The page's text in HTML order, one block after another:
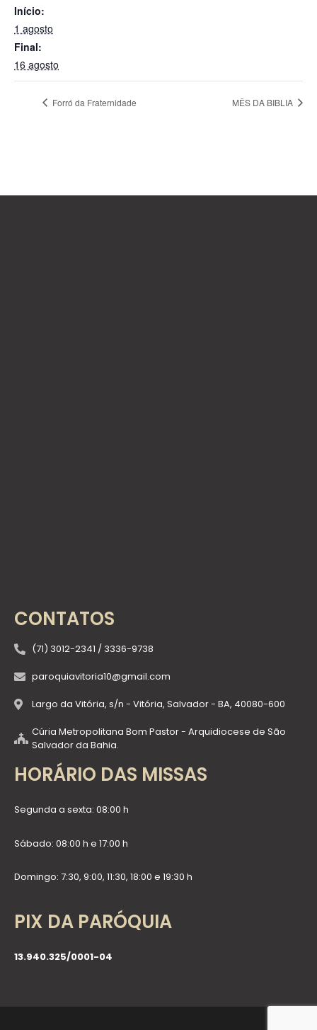
Início:
1 agosto
Final:
16 agosto
Forró da Fraternidade MÊS DA BIBLIA
CONTATOS
(71) 3012-2341 / 3336-9738
paroquiavitoria10@gmail.com
Largo da Vitória, s/n - Vitória, Salvador - BA, 40080-600
Cúria Metropolitana Bom Pastor - Arquidiocese de São
Salvador da Bahia.
HORÁRIO DAS MISSAS
Segunda a sexta: 08:00 h
Sábado: 08:00 h e 17:00 h
Domingo: 7:30, 9:00, 11:30, 18:00 e 19:30 h
PIX DA PARÓQUIA
13.940.325/0001-04